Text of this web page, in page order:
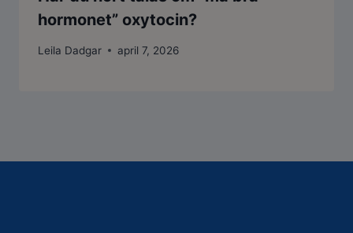
hormonet” oxytocin?
Leila Dadgar april 7, 2026